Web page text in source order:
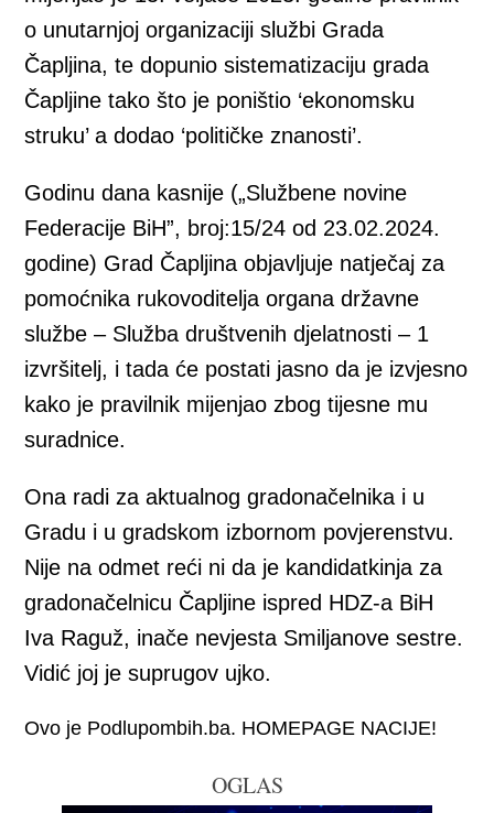
o unutarnjoj organizaciji službi Grada
Čapljina, te dopunio sistematizaciju grada
Čapljine tako što je poništio ‘ekonomsku
struku’ a dodao ‘političke znanosti’.
Godinu dana kasnije („Službene novine
Federacije BiH”, broj:15/24 od 23.02.2024.
godine) Grad Čapljina objavljuje natječaj za
pomoćnika rukovoditelja organa državne
službe – Služba društvenih djelatnosti – 1
izvršitelj, i tada će postati jasno da je izvjesno
kako je pravilnik mijenjao zbog tijesne mu
suradnice.
Ona radi za aktualnog gradonačelnika i u
Gradu i u gradskom izbornom povjerenstvu.
Nije na odmet reći ni da je kandidatkinja za
gradonačelnicu Čapljine ispred HDZ-a BiH
Iva Raguž, inače nevjesta Smiljanove sestre.
Vidić joj je suprugov ujko.
Ovo je Podlupombih.ba. HOMEPAGE NACIJE!
OGLAS